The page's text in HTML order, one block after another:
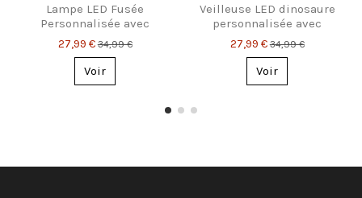
Lampe LED Fusée
Personnalisée avec
Prénom – Veilleuse
Magique pour Enfants
& Rêveurs
27,99 €34,99 €
Voir
Veilleuse LED dinosaure
personnalisée avec
prénom – Cadeau parfait
pour enfants
27,99 €34,99 €
Voir